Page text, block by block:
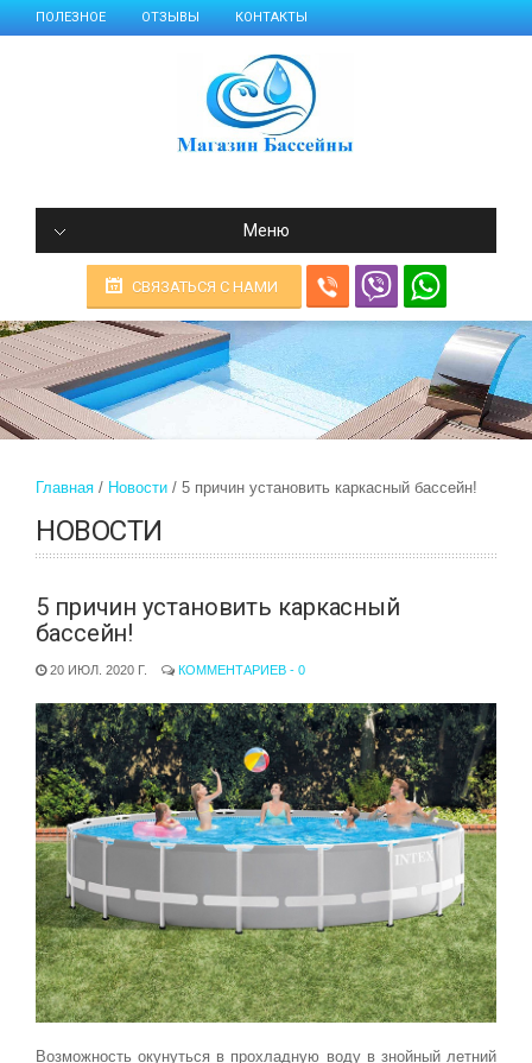
ПОЛЕЗНОЕ ОТЗЫВЫ КОНТАКТЫ
Меню
СВЯЗАТЬСЯ С НАМИ
Главная Новости 5 причин установить каркасный бассейн!
НОВОСТИ
5 причин установить каркасный
бассейн!
20 ИЮЛ. 2020 Г. КОММЕНТАРИЕВ - 0
Возможность окунуться в прохладную воду в знойный летний